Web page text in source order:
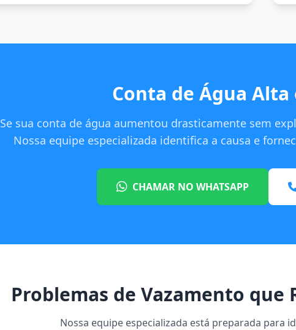
Conta de Água Alta
Se sua conta de água aumentou drasticamente sem
Nossa equipe especializada identifica a causa e
CHAMAR NO WHATSAPP
Problemas de Vazamento que
Nossa equipe especializada está preparada para